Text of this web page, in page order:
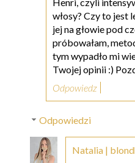
Henri, czyli
włosy? Czy to jest
jej na głowie pod
próbowałam,
tym wypadło mi
Twojej opinii :)
Odpowiedz
Odpowiedzi
Natalia |